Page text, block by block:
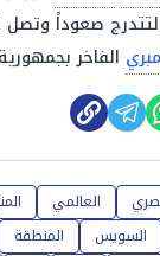
30 جنيهاً، لتتدرج
الفاخر
العالمي
السويس المنطقة